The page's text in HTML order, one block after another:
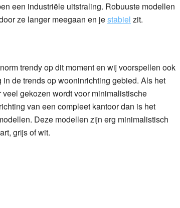
een industriële uitstraling. Robuuste modellen
ze langer meegaan en jestabiel zit.
trendy op dit moment en wij voorspellen ook
de trends op wooninrichting gebied. Als het
gekozen wordt voor minimalistische
van een compleet kantoor dan is het
Deze modellen zijn erg minimalistisch
grijs of wit.